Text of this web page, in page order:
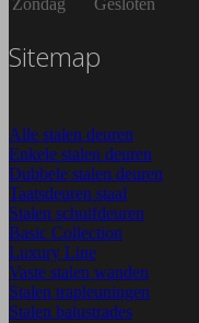
Sitemap
Alle stalen deuren
Enkele stalen deuren
Dubbele stalen deuren
Taatsdeuren staal
Stalen schuifdeuren
Basic Collection
Luxury Line
Vaste stalen wanden
Stalen trapleuningen
Stalen balustrades